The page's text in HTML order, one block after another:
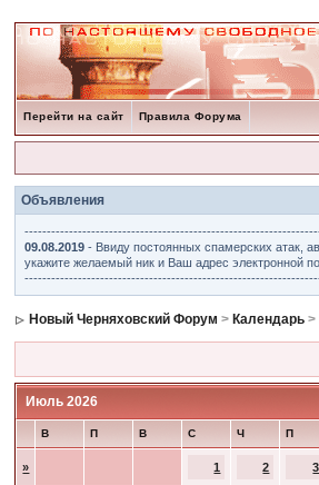
Перейти на сайт Правила Форума
Объявления
09.08.2019 - Ввиду постоянных спамерских атак,
укажите желаемый ник и Ваш адрес электронной
Новый Черняховский Форум > Календарь >
Июль 2026
В П В С Ч П
» 1 2 3